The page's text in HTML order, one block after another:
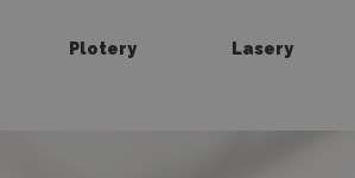
Plotery Lasery